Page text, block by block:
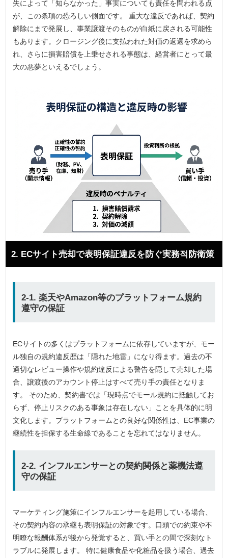
失によって「知らなかった」事実についても責任を問われる点
が、この条項の恐ろしい側面です。 重大な違反であれば、契約
解除にまで発展し、事業譲渡そのものが白紙に戻される可能性
もあります。クロージング後に支払われた対価の返還を求めら
れ、さらに損害賠償を上乗せされる事態は、経営者にとって最
大の悪夢といえるでしょう。
2. ECサイト売却で表明保証違反を防ぐ実務적防衛策
2-1. 楽天やAmazon等のプラットフォーム規約
遵守の保証
ECサイトの多くはプラットフォームに依存していますが、モー
ル独自の規約違反歴は「隠れた地雷」になり得ます。過去の不
適切なレビュー操作や規約違反による警告を隠して売却した場
合、譲渡後のアカウント停止はすべて売り手の責任となりま
す。 そのため、契約書では「現時点でモール規約に抵触してお
らず、停止リスクのある事象は存在しない」ことを具体的に明
文化します。プラットフォームとの良好な関係性は、EC事業の
継続性を担保する生命線であることを忘れてはなりません。
2-2. インフルエンサーとの契約関係と薬機法遵
守の保証
マーケティング施策にインフルエンサーを起用している場合、
その契約内容の承継も表明保証の対象です。口頭での約束や不
明瞭な報酬体系が後から発覚すると、買い手との間で深刻なト
ラブルに発展します。 特に健康食品や化粧品を扱う場合、過去